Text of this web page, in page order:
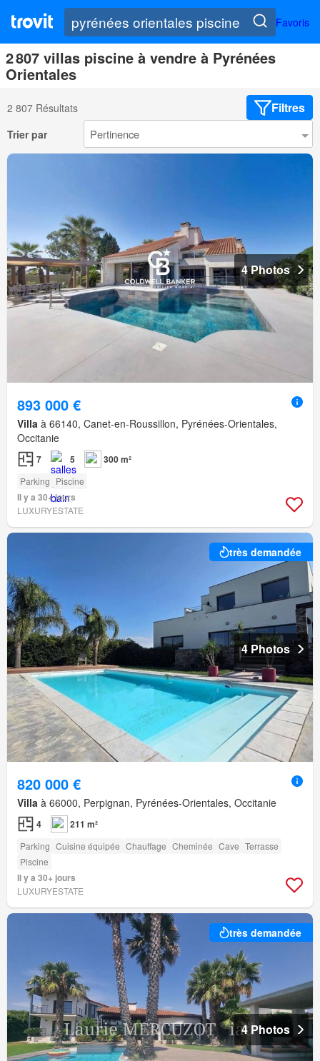
Favoris
2 807 villas piscine à vendre à Pyrénées
Orientales
2 807 Résultats Filtres
Trier par
4 Photos
893 000 €
Villa à 66140, Canet-en-Roussillon, Pyrénées-Orientales,
Occitanie
7 5 300 m²
Parking Piscine
Il y a 30+ jours
LUXURYESTATE
très demandée
4 Photos
820 000 €
Villa à 66000, Perpignan, Pyrénées-Orientales, Occitanie
4 211 m²
Parking Cuisine équipée Chauffage Cheminée Cave Terrasse
Piscine
Il y a 30+ jours
LUXURYESTATE
très demandée
4 Photos